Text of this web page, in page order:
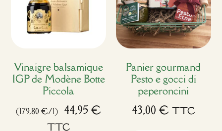
Vinaigre balsamique
IGP de Modène Botte
Piccola
(179,80 €/l) 44,95€
TTC
Panier gourmand
Pesto e gocci di
peperoncini
43,00 € TTC